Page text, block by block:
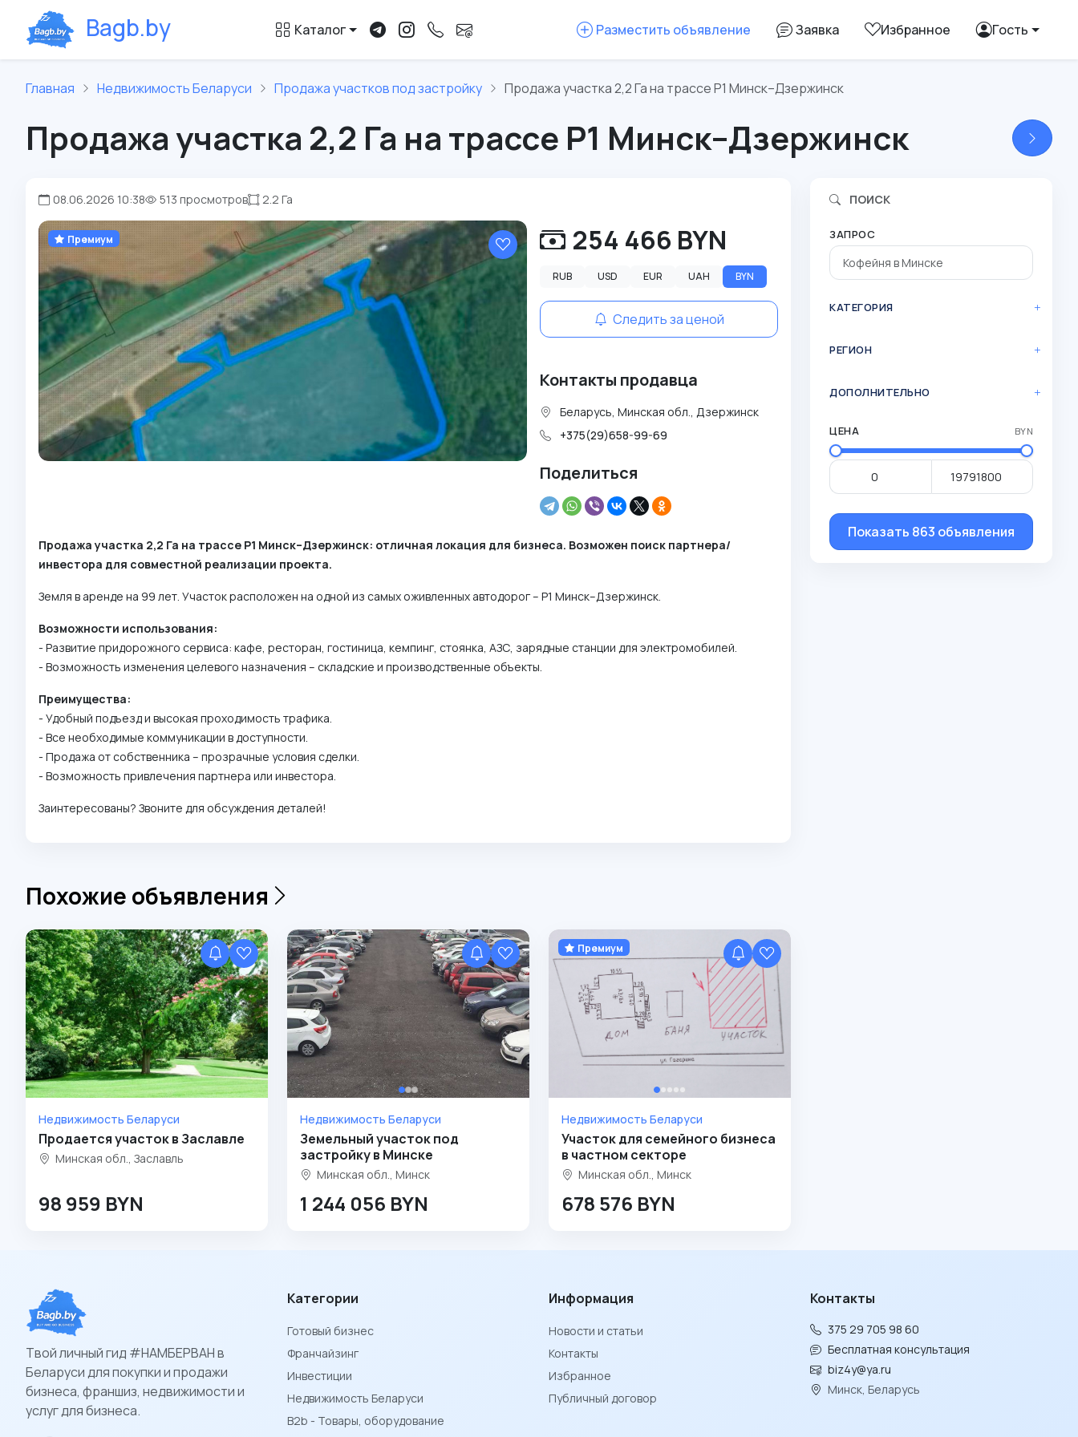
Bagb.by Каталог Разместить объявление Заявка Избранное Гость
Главная Недвижимость Беларуси Продажа участков под застройку Продажа участка 2,2 Га на трассе Р1 Минск–Дзержинск
Продажа участка 2,2 Га на трассе Р1 Минск–Дзержинск
ЗАПРОС
КАТЕГОРИЯ
РЕГИОН
ДОПОЛНИТЕЛЬНО
ЦЕНА BYN
Показать 863 объявления
ПОИСК
08.06.2026 10:38 513 просмотров 2.2 Га
Премиум 254 466 BYN
RUB USD EUR UAH BYN
Следить за ценой
Контакты продавца
Беларусь, Минская обл., Дзержинск
+375(29)658-99-69
Поделиться
Продажа участка 2,2 Га на трассе Р1 Минск–Дзержинск: отличная локация для бизнеса. Возможен поиск партнера/
инвестора для совместной реализации проекта.
Земля в аренде на 99 лет. Участок расположен на одной из самых оживленных автодорог – Р1 Минск–Дзержинск.
Возможности использования:
- Развитие придорожного сервиса: кафе, ресторан, гостиница, кемпинг, стоянка, АЗС, зарядные станции для электромобилей.
- Возможность изменения целевого назначения – складские и производственные объекты.
Преимущества:
- Удобный подъезд и высокая проходимость трафика.
- Все необходимые коммуникации в доступности.
- Продажа от собственника – прозрачные условия сделки.
- Возможность привлечения партнера или инвестора.
Заинтересованы? Звоните для обсуждения деталей!
Похожие объявления
Недвижимость Беларуси
Продается участок в Заславле
Минская обл., Заславль
98 959 BYN
Недвижимость Беларуси
Земельный участок под
застройку в Минске
Минская обл., Минск
1 244 056 BYN
Премиум
Недвижимость Беларуси
Участок для семейного бизнеса
в частном секторе
Минская обл., Минск
678 576 BYN
Твой личный гид #НАМБЕРВАН в
Беларуси для покупки и продажи
бизнеса, франшиз, недвижимости и
услуг для бизнеса.
Категории
Готовый бизнес
Франчайзинг
Инвестиции
Недвижимость Беларуси
B2b - Товары, оборудование
Информация
Новости и статьи
Контакты
Избранное
Публичный договор
Контакты
375 29 705 98 60
Бесплатная консультация
biz4y@ya.ru
Минск, Беларусь